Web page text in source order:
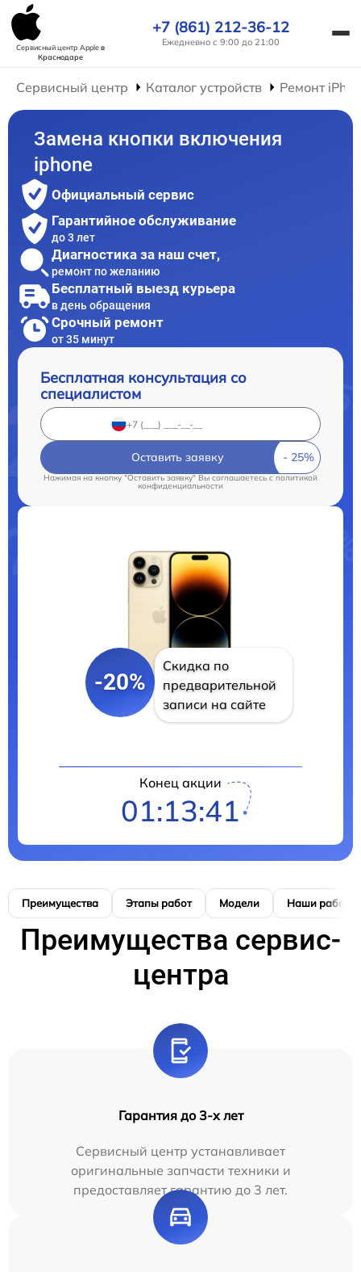
Сервисный центр Appleв
Краснодаре
+7 (861) 212-36-12
Ежедневно с 9:00 до 21:00
Сервисный центр Каталог устройств Ремонт
Замена кнопки включения
iphone
Официальный сервис
Гарантийное обслуживание
до 3 лет
Диагностика за наш счет,
ремонт по желанию
Бесплатный выезд курьера
в день обращения
Срочный ремонт
от 35 минут
Бесплатная консультация со
специалистом
Оставить заявку
Нажимая на кнопку "Оставить заявку" Вы соглашаетесь cполитикой
конфиденциальности
-20%
Скидка по
предварительной
записи на сайте
Конец акции
01:13:40
Преимущества Этапы работ Модели Наши работы
Преимущества сервис-
центра
Гарантия до 3-х лет
Сервисный центр устанавливает
оригинальные запчасти техники и
предоставляет гарантию до 3 лет.